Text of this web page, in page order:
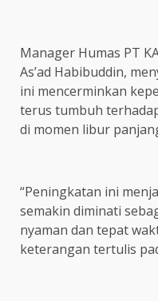
Manager Humas PT
As’ad Habibuddin,
ini mencerminkan
terus tumbuh
di momen libur
“Peningkatan ini
semakin diminati
nyaman dan tepat
keterangan tertulis